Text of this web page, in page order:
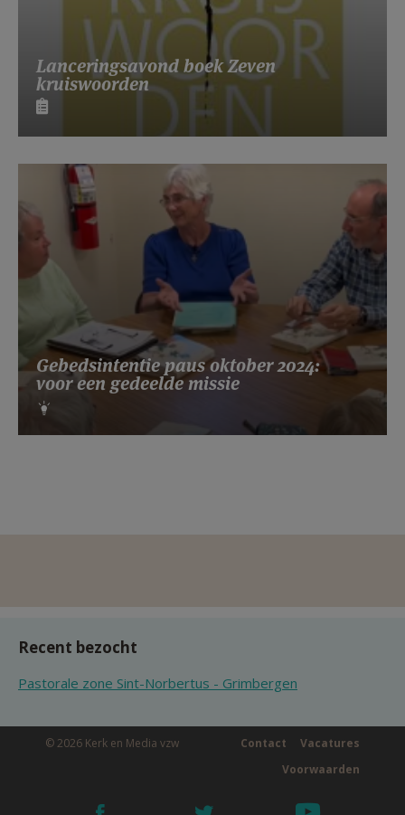
Lanceringsavond boek Zeven
kruiswoorden
Gebedsintentie paus oktober 2024:
voor een gedeelde missie
Recent bezocht
Pastorale zone Sint-Norbertus - Grimbergen
© 2026 Kerk en Media vzw Vacatures
Contact
Voorwaarden